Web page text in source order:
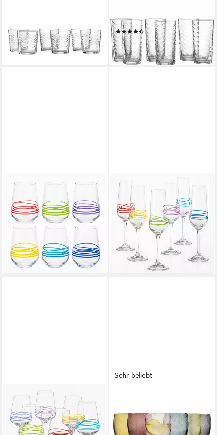
Set, 6-tlg., Glas
ab 15,51 €
lieferbar - in 2-3 Werktagen bei dir
250 ml, Glas
(2)
ab 10,69 €
lieferbar - in 2-3 Werktagen bei dir
CRYSTALEX
Longdrinkglas Wave
handbemalt, 6-tlg., Kristallglas,
mehrfarbig, handbemalt, 380
ml, 6er Set
-21%
lieferbar - in 4-5 Werktagen bei dir
CRYSTALEX
Sektglas Wave Sektgläser
mehrfarbig, 6-tlg., Kristallglas,
handbemalt, mehrfarbig,
Kristallglas, 200 ml, 6er Set
69,99 €
82,99 €
-16%
lieferbar - in 4-5 Werktagen bei dir
CRYSTALEX
Weinglas Wave handbemalt
Weingläser, 6-tlg., Kristallglas,
Kristallglas, handbemalt,
Sehr beliebt
Trinkgläser Set, 6-tlg., Glas,
250 ml,